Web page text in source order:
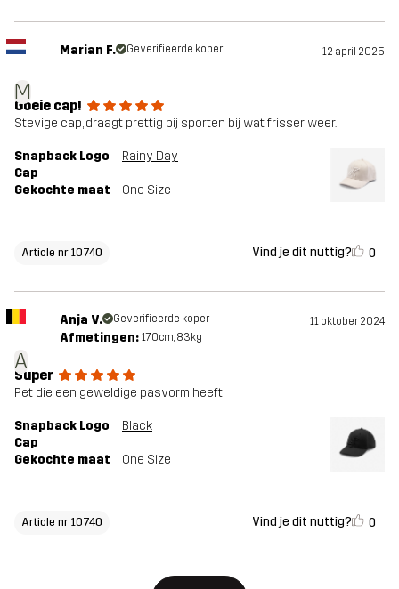
M
Marian F. Geverifieerde koper 12 april 2025
Goeie cap!
Stevige cap, draagt prettig bij sporten bij wat frisser weer.
Snapback Logo
Cap
Rainy Day
Gekochte maat One Size
Article nr 10740 Vind je dit nuttig? 0
A
Anja V. Geverifieerde koper 11 oktober 2024
Afmetingen: 170cm, 83kg
Super
Pet die een geweldige pasvorm heeft
Snapback Logo
Cap
Black
Gekochte maat One Size
Article nr 10740 Vind je dit nuttig? 0